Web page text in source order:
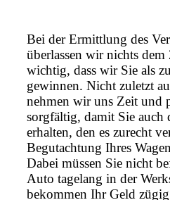
Bei der Ermittlung des
überlassen wir nichts
wichtig, dass wir Sie als
gewinnen. Nicht zuletzt
nehmen wir uns Zeit und
sorgfältig, damit Sie auch
erhalten, den es zurecht
Begutachtung Ihres
Dabei müssen Sie nicht
Auto tagelang in der
bekommen Ihr Geld